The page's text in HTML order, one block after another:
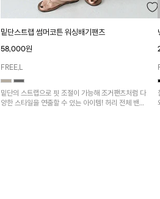
밑단스트랩 썸머코튼 워싱배기팬츠
58,000원
FREE,L
밑단의 스트랩으로 핏 조절이 가능해 조거팬츠처럼 다
양한 스타일을 연출할 수 있는 아이템! 허리 전체 밴딩